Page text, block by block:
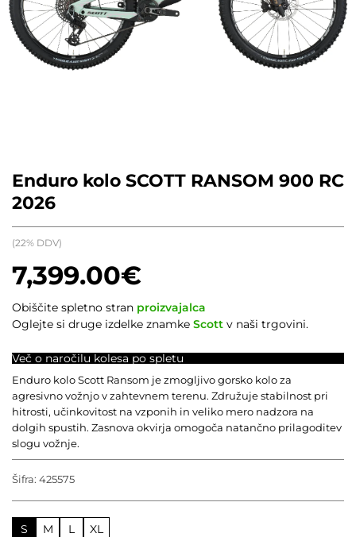
Enduro kolo SCOTT RANSOM 900 RC
2026
7,399.00€
(22% DDV)
Enduro kolo Scott Ransom je zmogljivo gorsko kolo za
agresivno vožnjo v zahtevnem terenu. Združuje stabilnost pri
hitrosti, učinkovitost na vzponih in veliko mero nadzora na
dolgih spustih. Zasnova okvirja omogoča natančno prilagoditev
slogu vožnje.
S M L XL
Obiščite spletno stran proizvajalca
Oglejte si druge izdelke znamke Scott v naši trgovini.
Šifra: 425575
Več o naročilu kolesa po spletu